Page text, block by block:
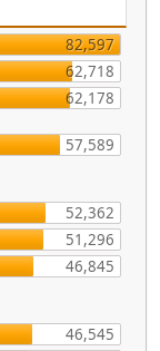
82,597
62,718
62,178
57,589
52,362
51,296
46,845
46,545